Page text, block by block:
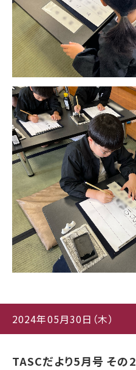
2024年05月30日（木）
TASCだより5月号 その2